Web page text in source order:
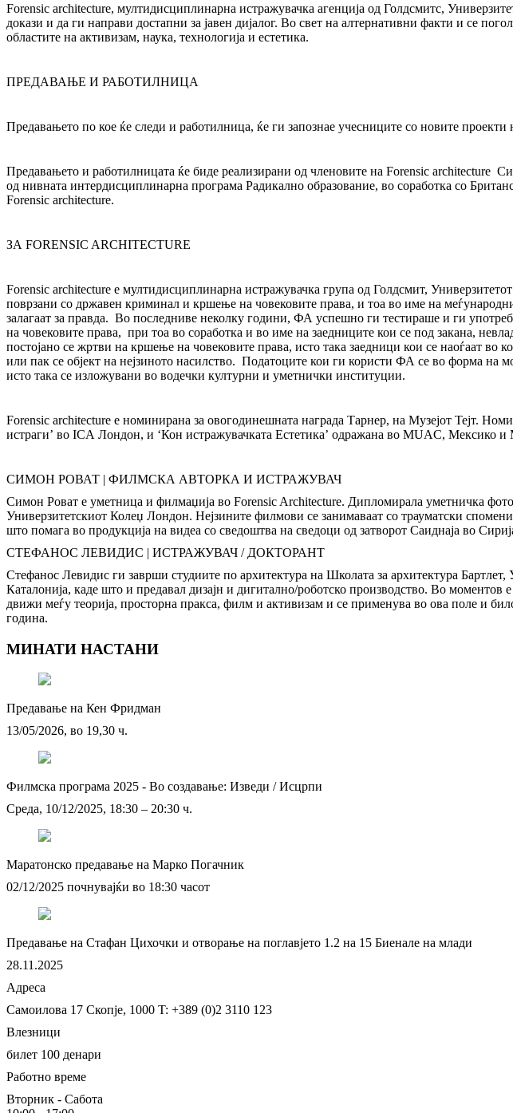
Forensic architecture, мултидисциплинарна истражувачка агенција од Голдсмитс,
докази и да ги направи достапни за јавен дијалог. Во свет на алтернативни факти и се
областите на активизам, наука, технологија и естетика.
ПРЕДАВАЊЕ И РАБОТИЛНИЦА
Предавањето по кое ќе следи и работилница, ќе ги запознае учесниците со новите
Предавањето и работилницата ќе биде реализирани од членовите на Forensic architecture
од нивната интердисциплинарна програма Радикално образование, во соработка со
Forensic architecture.
ЗА FORENSIC ARCHITECTURE
Forensic architecture е мултидисциплинарна истражувачка група од Голдсмит,
поврзани со државен криминал и кршење на човековите права, и тоа во име на
залагаат за правда. Во последниве неколку години, ФА успешно ги тестирaше и ги
на човековите права, при тоа во соработка и во име на заедниците кои се под закана,
постојано се жртви на кршење на човековите права, исто така заедници кои се наоѓаат
или пак се објект на нејзиното насилство. Податоците кои ги користи ФА се во форма
исто така се изложувани во водечки културни и уметнички институции.
Forensic architecture е номинирана за овогодинешната награда Тарнер, на Музејот Тејт.
истраги’ во ICA Лондон, и ‘Кон истражувачката Естетика’ одражана во MUAC, Мексико
СИМОН РОВАТ | ФИЛМСКА АВТОРКА И ИСТРАЖУВАЧ
Симон Роват е уметница и филмаџија во Forensic Architecture. Дипломирала уметничка
Универзитетскиот Колеџ Лондон. Нејзините филмови се занимаваат со трауматски
што помага во продукција на видеа со сведоштва на сведоци од затворот Саиднаја во
СТЕФАНОС ЛЕВИДИС | ИСТРАЖУВАЧ / ДОКТОРАНТ
Стефанос Левидис ги заврши студиите по архитектура на Школата за архитектура
Каталонија, каде што и предавал дизајн и дигитално/роботско производство. Во
движи меѓу теорија, просторна пракса, филм и активизам и се применува во ова поле и
година.
МИНАТИ НАСТАНИ
Предавање на Кен Фридман
13/05/2026, во 19,30 ч.
Филмска програма 2025 - Во создавање: Изведи / Исцрпи
Среда, 10/12/2025, 18:30 – 20:30 ч.
Маратонско предавање на Марко Погачник
02/12/2025 почнувајќи во 18:30 часот
Предавање на Стафан Цихочки и отворање на поглавјето 1.2 на 15 Биенале на млади
28.11.2025
Адреса
Самоилова 17 Скопје, 1000 T: +389 (0)2 3110 123
Влезници
билет 100 денари
Работно време
Вторник - Сабота